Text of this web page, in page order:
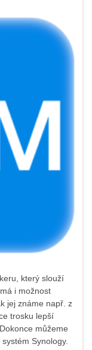
který slouží
i možnost
jej známe např. z
trosku lepší
Dokonce můžeme
Synology.